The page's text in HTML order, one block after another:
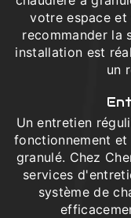
votre espace et
recommander la
installation est
un
Un entretien
fonctionnement
granulé. Chez
services
système de